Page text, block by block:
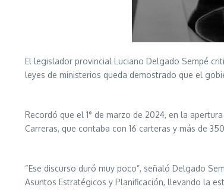
El legislador provincial Luciano Delgado Sempé
leyes de ministerios queda demostrado que el
Recordó que el 1° de marzo de 2024, en la
Carreras, que contaba con 16 carteras y más de
“Ese discurso duró muy poco”, señaló Delgado
Asuntos Estratégicos y Planificación, llevando la